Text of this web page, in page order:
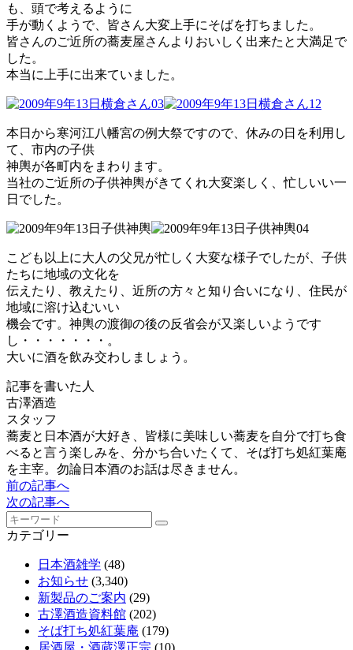
も、頭で考えるように
手が動くようで、皆さん大変上手にそばを打ちました。
皆さんのご近所の蕎麦屋さんよりおいしく出来たと大満足で
した。
本当に上手に出来ていました。
本日から寒河江八幡宮の例大祭ですので、休みの日を利用し
て、市内の子供
神輿が各町内をまわります。
当社のご近所の子供神輿がきてくれ大変楽しく、忙しいい一
日でした。
こども以上に大人の父兄が忙しく大変な様子でしたが、子供
たちに地域の文化を
伝えたり、教えたり、近所の方々と知り合いになり、住民が
地域に溶け込むいい
機会です。神輿の渡御の後の反省会が又楽しいようです
し・・・・・・・。
大いに酒を飲み交わしましょう。
記事を書いた人
古澤酒造
スタッフ
蕎麦と日本酒が大好き、皆様に美味しい蕎麦を自分で打ち食
べると言う楽しみを、分かち合いたくて、そば打ち処紅葉庵
を主宰。勿論日本酒のお話は尽きません。
前の記事へ
次の記事へ
カテゴリー
日本酒雑学 (48)
お知らせ (3,340)
新製品のご案内 (29)
古澤酒造資料館 (202)
そば打ち処紅葉庵 (179)